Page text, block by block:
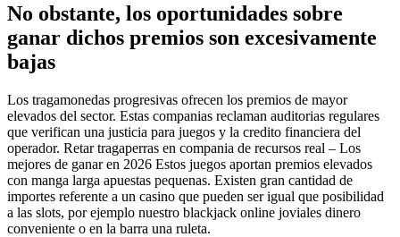
No obstante, los oportunidades sobre
ganar dichos premios son excesivamente
bajas
Los tragamonedas progresivas ofrecen los premios de mayor
elevados del sector. Estas companias reclaman auditorias regulares
que verifican una justicia para juegos y la credito financiera del
operador. Retar tragaperras en compania de recursos real – Los
mejores de ganar en 2026 Estos juegos aportan premios elevados
con manga larga apuestas pequenas. Existen gran cantidad de
importes referente a un casino que pueden ser igual que posibilidad
a las slots, por ejemplo nuestro blackjack online joviales dinero
conveniente o en la barra una ruleta.